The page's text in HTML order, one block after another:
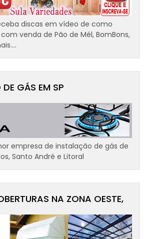
discas em vídeo de como
venda de Pão de Mél, BomBons,
GÁS EM SP
empresa de instalação de gás de
Santo André e Litoral
NA ZONA OESTE,